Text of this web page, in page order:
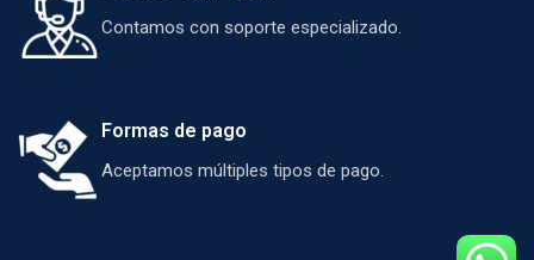
Contamos con soporte especializado.
Formas de pago
Aceptamos múltiples tipos de pago.